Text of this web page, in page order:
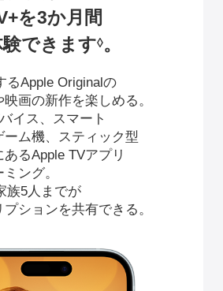
を3か月間
できます◊。
るApple Originalの
画の新作を楽しめる。
イス、スマート
ム機、 スティック型
るApple TVアプリ
ング。
族5人までが
ションを共有できる。